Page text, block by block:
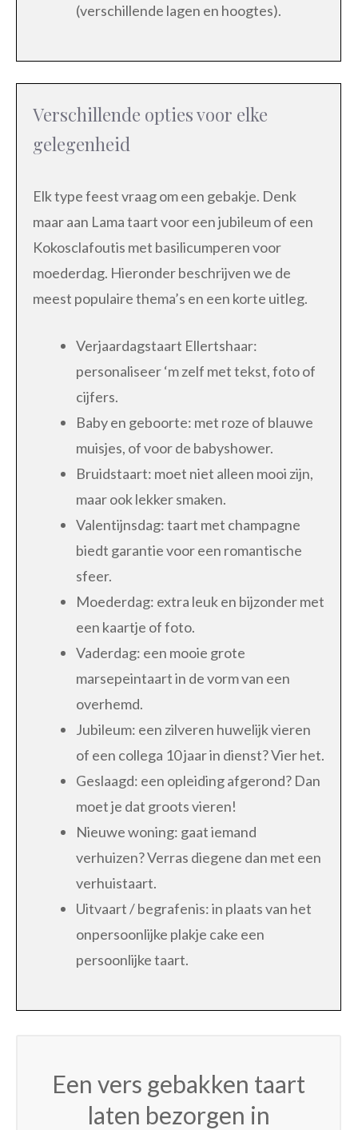
(verschillende lagen en hoogtes).
Verschillende opties voor elke
gelegenheid
Elk type feest vraag om een gebakje. Denk
maar aan Lama taart voor een jubileum of een
Kokosclafoutis met basilicumperen voor
moederdag. Hieronder beschrijven we de
meest populaire thema’s en een korte uitleg.
Verjaardagstaart Ellertshaar:
personaliseer ‘m zelf met tekst, foto of
cijfers.
Baby en geboorte: met roze of blauwe
muisjes, of voor de babyshower.
Bruidstaart: moet niet alleen mooi zijn,
maar ook lekker smaken.
Valentijnsdag: taart met champagne
biedt garantie voor een romantische
sfeer.
Moederdag: extra leuk en bijzonder met
een kaartje of foto.
Vaderdag: een mooie grote
marsepeintaart in de vorm van een
overhemd.
Jubileum: een zilveren huwelijk vieren
of een collega 10 jaar in dienst? Vier het.
Geslaagd: een opleiding afgerond? Dan
moet je dat groots vieren!
Nieuwe woning: gaat iemand
verhuizen? Verras diegene dan met een
verhuistaart.
Uitvaart / begrafenis: in plaats van het
onpersoonlijke plakje cake een
persoonlijke taart.
Een vers gebakken taart
laten bezorgen in